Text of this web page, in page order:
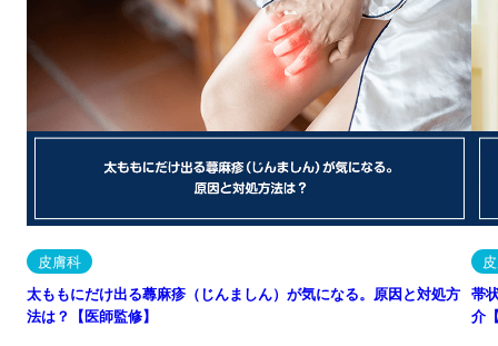
皮膚科
太ももにだけ出る蕁麻疹（じんましん）が気になる。原因と対処方
法は？【医師監修】
帯
介